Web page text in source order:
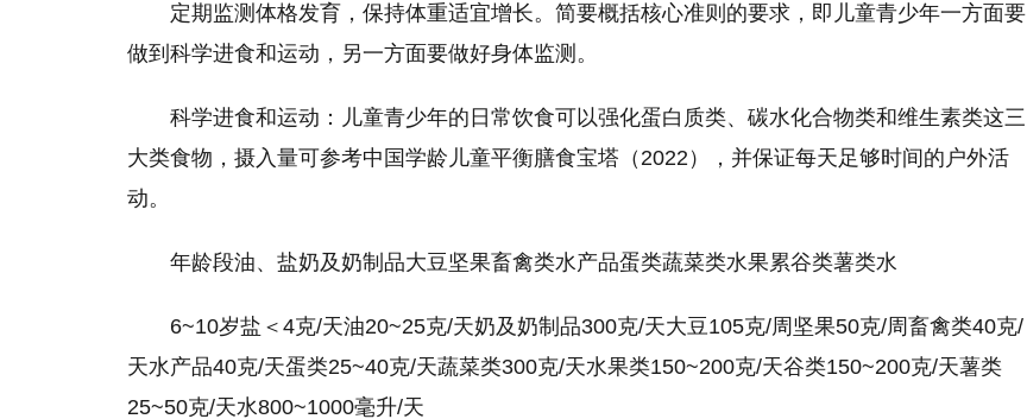
定期监测体格发育，保持体重适宜增长。简要概括核心准则的要求，即儿童青少年一方面要
做到科学进食和运动，另一方面要做好身体监测。
科学进食和运动：儿童青少年的日常饮食可以强化蛋白质类、碳水化合物类和维生素类这三
大类食物，摄入量可参考中国学龄儿童平衡膳食宝塔（2022），并保证每天足够时间的户外活
动。
年龄段油、盐奶及奶制品大豆坚果畜禽类水产品蛋类蔬菜类水果累谷类薯类水
6~10岁盐＜4克/天油20~25克/天奶及奶制品300克/天大豆105克/周坚果50克/周畜禽类40克/
天水产品40克/天蛋类25~40克/天蔬菜类300克/天水果类150~200克/天谷类150~200克/天薯类
25~50克/天水800~1000毫升/天